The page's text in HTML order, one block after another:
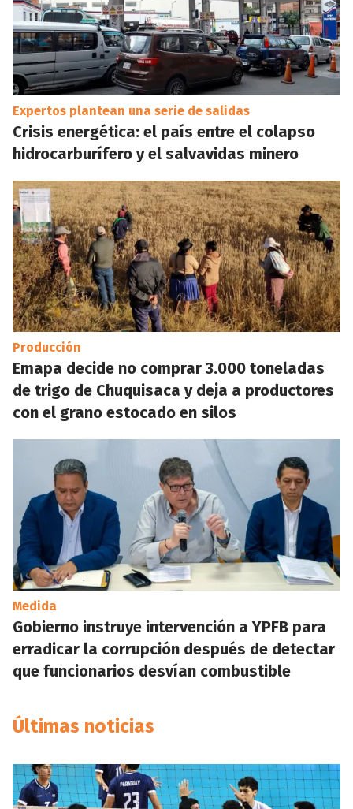
Expertos plantean una serie de salidas
Crisis energética: el país entre el colapso
hidrocarburífero y el salvavidas minero
Producción
Emapa decide no comprar 3.000 toneladas
de trigo de Chuquisaca y deja a productores
con el grano estocado en silos
Medida
Gobierno instruye intervención a YPFB para
erradicar la corrupción después de detectar
que funcionarios desvían combustible
Últimas noticias